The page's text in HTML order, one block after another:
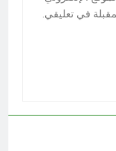
في تعليقي.